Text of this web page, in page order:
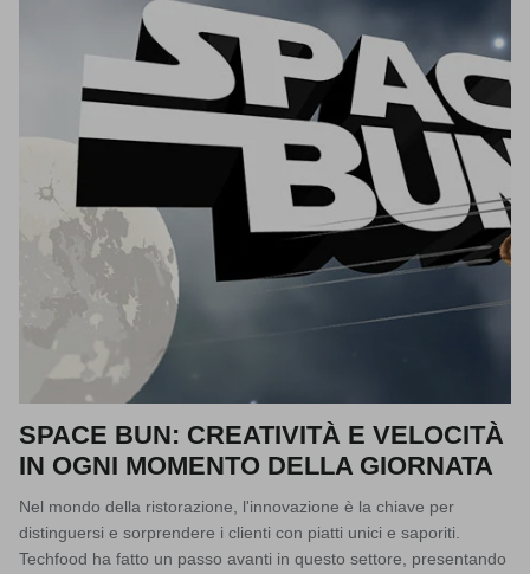
SPACE BUN: CREATIVITÀ E VELOCITÀ
IN OGNI MOMENTO DELLA GIORNATA
Nel mondo della ristorazione, l'innovazione è la chiave per
distinguersi e sorprendere i clienti con piatti unici e saporiti.
Techfood ha fatto un passo avanti in questo settore, presentando